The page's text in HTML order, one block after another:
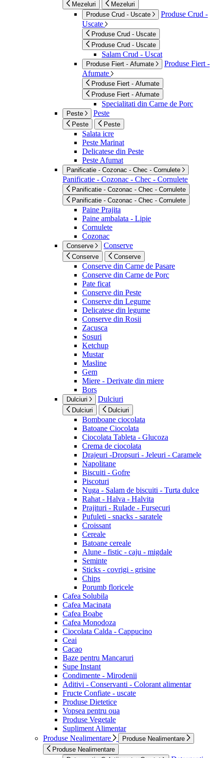
Mezeluri
Mezeluri
Produse Crud - Uscate
Produse Crud -
Uscate
Produse Crud - Uscate
Produse Crud - Uscate
Salam Crud - Uscat
Produse Fiert - Afumate
Produse Fiert -
Afumate
Produse Fiert - Afumate
Produse Fiert - Afumate
Specialitati din Carne de Porc
Peste Peste
Peste Peste
Salata icre
Peste Marinat
Delicatese din Peste
Peste Afumat
Panificatie - Cozonac - Chec - Cornulete
Panificatie - Cozonac - Chec - Cornulete
Panificatie - Cozonac - Chec - Cornulete
Panificatie - Cozonac - Chec - Cornulete
Paine Prajita
Paine ambalata - Lipie
Cornulete
Cozonac
Conserve Conserve
Conserve Conserve
Conserve din Carne de Pasare
Conserve din Carne de Porc
Pate ficat
Conserve din Peste
Conserve din Legume
Delicatese din legume
Conserve din Rosii
Zacusca
Sosuri
Ketchup
Mustar
Masline
Gem
Miere - Derivate din miere
Bors
Dulciuri Dulciuri
Dulciuri Dulciuri
Bomboane ciocolata
Batoane Ciocolata
Ciocolata Tableta - Glucoza
Crema de ciocolata
Drajeuri -Dropsuri - Jeleuri - Caramele
Napolitane
Biscuiti - Gofre
Piscoturi
Nuga - Salam de biscuiti - Turta dulce
Rahat - Halva - Halvita
Prajituri - Rulade - Fursecuri
Pufuleti - snacks - saratele
Croissant
Cereale
Batoane cereale
Alune - fistic - caju - migdale
Seminte
Sticks - covrigi - grisine
Chips
Porumb floricele
Cafea Solubila
Cafea Macinata
Cafea Boabe
Cafea Monodoza
Ciocolata Calda - Cappucino
Ceai
Cacao
Baze pentru Mancaruri
Supe Instant
Condimente - Mirodenii
Aditivi - Conservanti - Colorant alimentar
Fructe Confiate - uscate
Produse Dietetice
Vopsea pentru oua
Produse Vegetale
Supliment Alimentar
Produse Nealimentare
Produse Nealimentare
Produse Nealimentare